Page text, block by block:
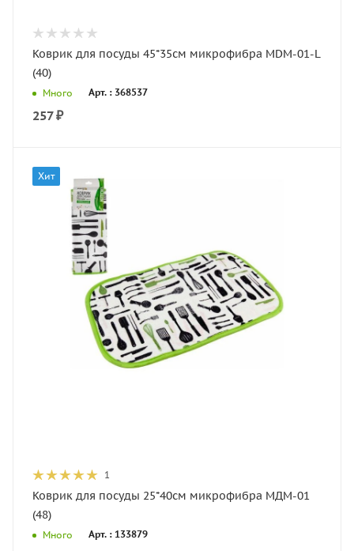
Коврик для посуды 45*35см микрофибра MDM-01-L
(40)
Много Арт. : 368537
257₽
Хит
1
Коврик для посуды 25*40см микрофибра МДМ-01
(48)
Много Арт. : 133879